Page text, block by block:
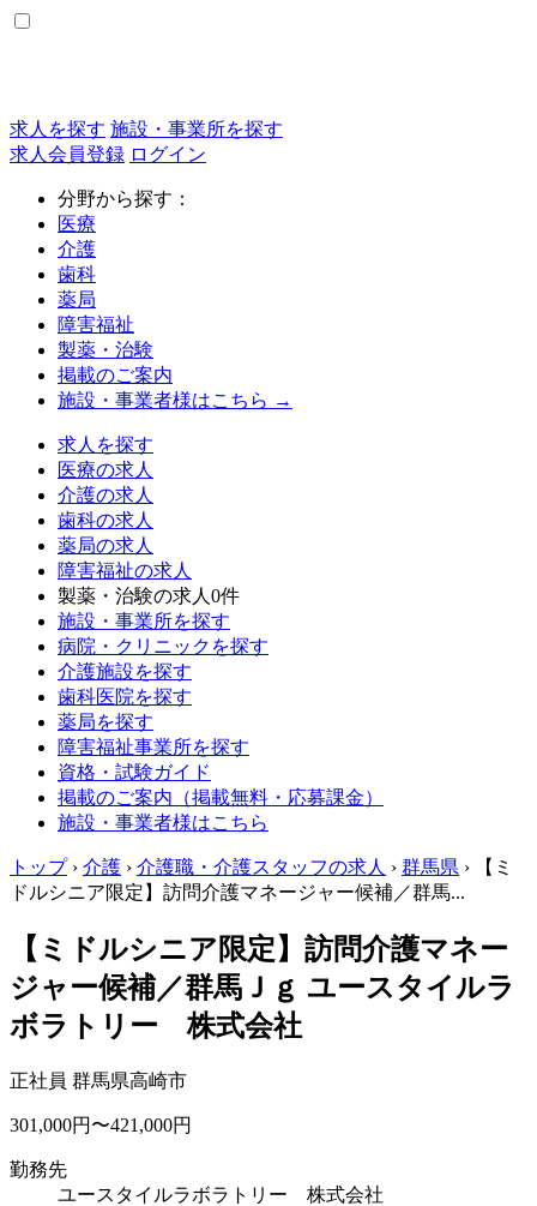
求人を探す 施設・事業所を探す
求人会員登録 ログイン
分野から探す：
医療
介護
歯科
薬局
障害福祉
製薬・治験
掲載のご案内
施設・事業者様はこちら →
求人を探す
医療の求人
介護の求人
歯科の求人
薬局の求人
障害福祉の求人
製薬・治験の求人 0件
施設・事業所を探す
病院・クリニックを探す
介護施設を探す
歯科医院を探す
薬局を探す
障害福祉事業所を探す
資格・試験ガイド
掲載のご案内（掲載無料・応募課金）
施設・事業者様はこちら
トップ › 介護 › 介護職・介護スタッフの求人 › 群馬県 ›
【ミ
ドルシニア限定】訪問介護マネージャー候補／群馬...
【ミドルシニア限定】訪問介護マネー
ジャー候補／群馬Ｊｇ ユースタイルラ
ボラトリー 株式会社
正社員 群馬県高崎市
301,000円〜421,000円
勤務先
ユースタイルラボラトリー 株式会社